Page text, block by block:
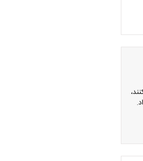
می‌کنند،